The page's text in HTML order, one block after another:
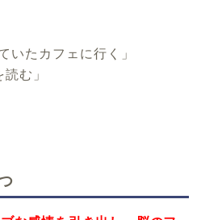
いたカフェに行く」
む」